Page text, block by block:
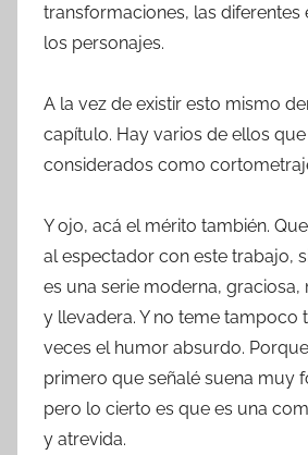
transformaciones, las diferentes
los personajes.
A la vez de existir esto mismo
capítulo. Hay varios de ellos
considerados como
Y ojo, acá el mérito también.
al espectador con este trabajo,
es una serie moderna, graciosa,
y llevadera. Y no teme tampoco
veces el humor absurdo.
primero que señalé suena muy
pero lo cierto es que es una
y atrevida.